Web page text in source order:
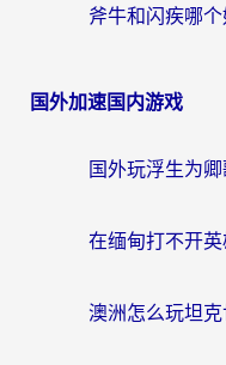
国外加速国内游戏